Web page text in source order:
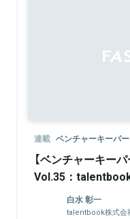
連載 ベンチャーキーパ
【ベンチャーキー
Vol.35：
白水 彰一
talentbook株式会